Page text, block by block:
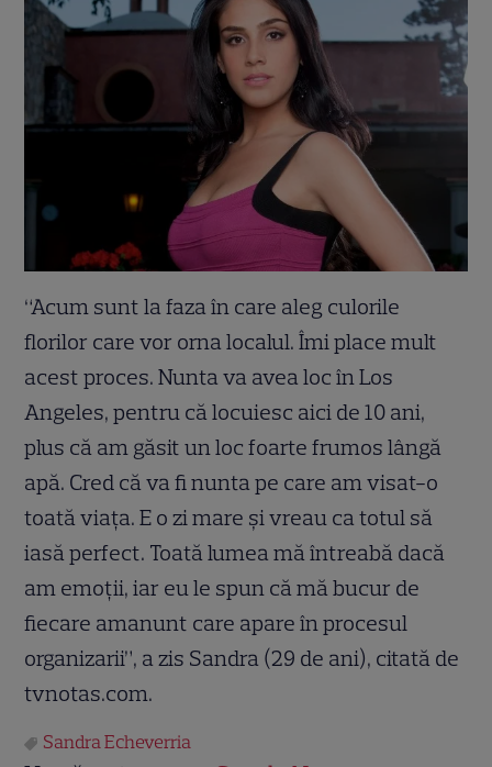
“Acum sunt la faza în care aleg culorile
florilor care vor orna localul. Îmi place mult
acest proces. Nunta va avea loc în Los
Angeles, pentru că locuiesc aici de 10 ani,
plus că am găsit un loc foarte frumos lângă
apă. Cred că va fi nunta pe care am visat-o
toată viaţa. E o zi mare şi vreau ca totul să
iasă perfect. Toată lumea mă întreabă dacă
am emoţii, iar eu le spun că mă bucur de
fiecare amanunt care apare în procesul
organizarii”, a zis Sandra (29 de ani), citată de
tvnotas.com.
Sandra Echeverria